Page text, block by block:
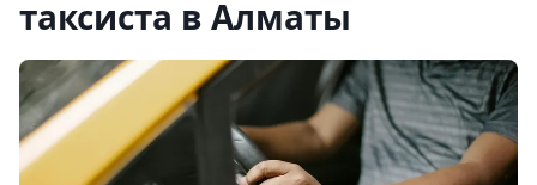
таксиста в Алматы